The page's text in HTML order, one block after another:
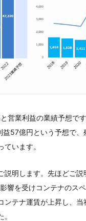
営業利益の業績予想で
57億円という予想で
います。
明します。先ほどご説
響を受けコンテナのス
ンテナ運賃が上昇し、当